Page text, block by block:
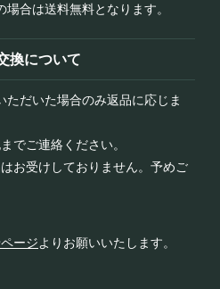
合は送料無料となります。
換について
ただいた場合のみ返品に応じま
でご連絡ください。
お受けしておりません。予めご
ージよりお願いいたします。